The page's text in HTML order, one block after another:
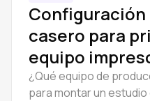
casero para
equipo
producción
¿Qué equipo de
para montar un